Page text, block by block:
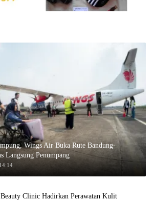
Wings Air Buka Rute Bandung-
Langsung Penumpang
Beauty Clinic Hadirkan Perawatan Kulit